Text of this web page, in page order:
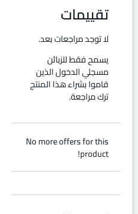
تقييمات
لا توجد مراجعات بعد.
يسمح فقط للزبائن
مسجلي الدخول الذين
قاموا بشراء هذا المنتج
ترك مراجعة.
No more offers for this
product!